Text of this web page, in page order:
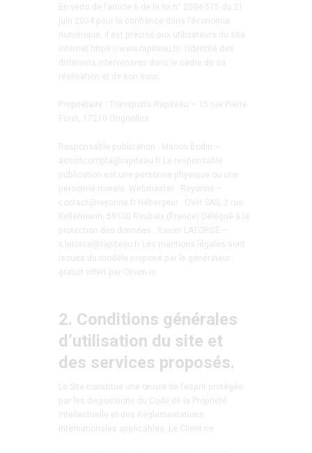
En vertu de l’article 6 de la loi n° 2004-575 du 21
juin 2004 pour la confiance dans l’économie
numérique, il est précisé aux utilisateurs du site
internet https://www.rapiteau.fr/ l’identité des
différents intervenants dans le cadre de sa
réalisation et de son suivi:
Propriétaire : Transports Rapiteau – 15 rue Pierre
Furet, 17210 Orignolles
Responsable publication : Marion Bodin –
assistcompta@rapiteau.fr Le responsable
publication est une personne physique ou une
personne morale. Webmaster : Reyonne –
contact@reyonne.fr Hébergeur : OVH SAS, 2 rue
Kellermann, 59100 Roubaix (France) Délégué à la
protection des données : Xavier LATORCE –
x.latorce@rapiteau.fr Les mentions légales sont
issues du modèle proposé par le générateur
gratuit offert par Orson.io
2. Conditions générales
d’utilisation du site et
des services proposés.
Le Site constitue une œuvre de l’esprit protégée
par les dispositions du Code de la Propriété
Intellectuelle et des Réglementations
Internationales applicables. Le Client ne